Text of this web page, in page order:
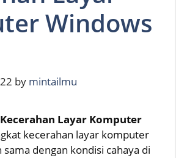
Windows
by mintailmu
Layar Komputer
kecerahan layar komputer
sama dengan kondisi cahaya di